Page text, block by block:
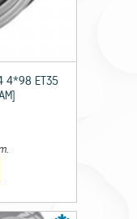
Ш.
H
4*98 ET35